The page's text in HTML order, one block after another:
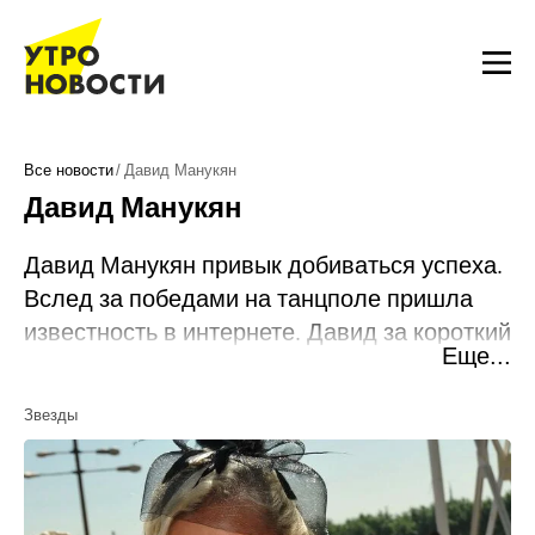
Все новости Давид Манукян
Давид Манукян
Давид Манукян привык добиваться успеха.
Вслед за победами на танцполе пришла
известность в интернете. Давид за короткий
срок стал блогером-звездой, о чем когда-то
Биография
Еще...
Звезды